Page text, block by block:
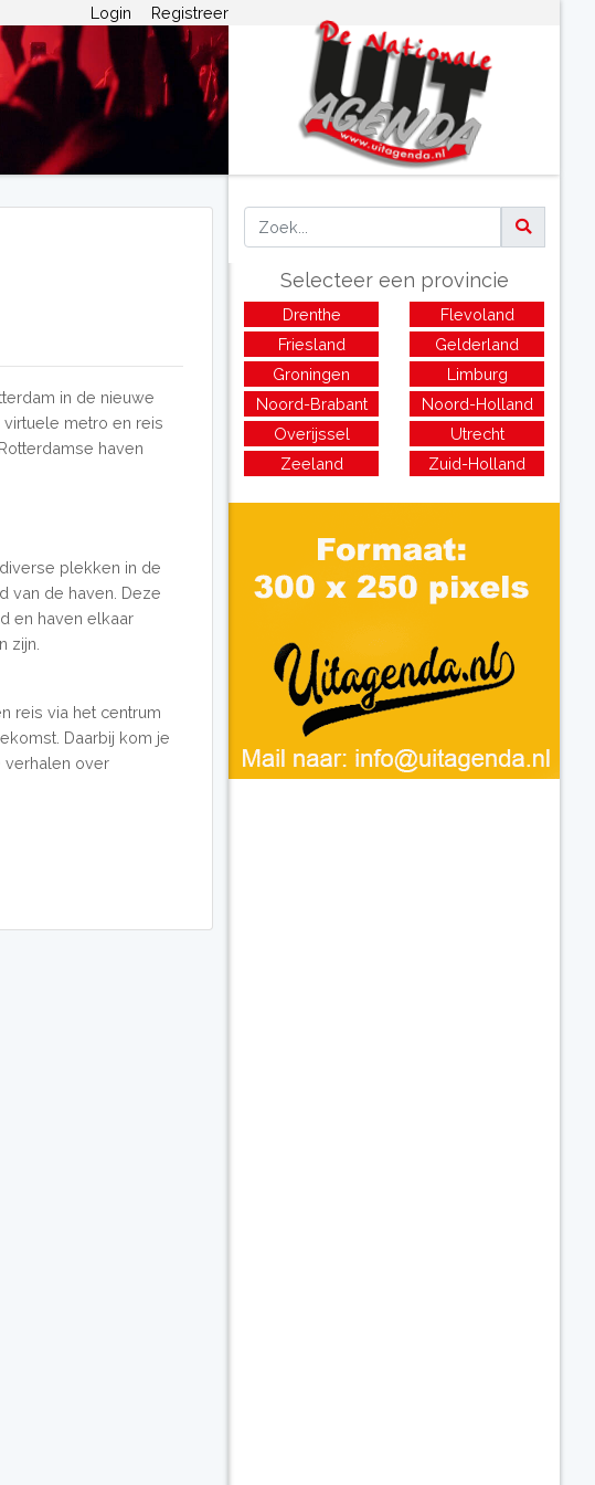
Login Registreer
in de nieuwe
virtuele metro en reis
haven
plekken in de
van de haven. Deze
en haven elkaar
zijn.
reis via het centrum
Daarbij kom je
verhalen over
Selecteer een provincie
Drenthe
Flevoland
Friesland
Gelderland
Groningen
Limburg
Noord-Brabant
Noord-Holland
Overijssel
Utrecht
Zeeland
Zuid-Holland